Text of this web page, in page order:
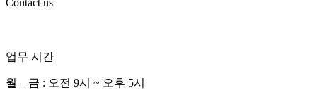
Contact us
업무 시간
월 – 금 : 오전 9시 ~ 오후 5시